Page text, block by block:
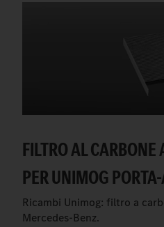
FILTRO AL
PER UNIMOG
Ricambi Unimog: filtro a
Mercedes-Benz.